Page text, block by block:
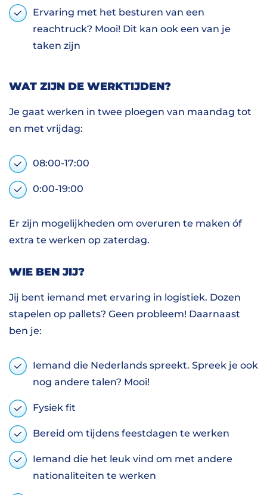
Ervaring met het besturen van een
reachtruck? Mooi! Dit kan ook een van je
taken zijn
WAT ZIJN DE WERKTIJDEN?
Je gaat werken in twee ploegen van maandag tot
en met vrijdag:
08:00-17:00
0:00-19:00
Er zijn mogelijkheden om overuren te maken óf
extra te werken op zaterdag.
WIE BEN JIJ?
Jij bent iemand met ervaring in logistiek. Dozen
stapelen op pallets? Geen probleem! Daarnaast
ben je:
Iemand die Nederlands spreekt. Spreek je ook
nog andere talen? Mooi!
Fysiek fit
Bereid om tijdens feestdagen te werken
Iemand die het leuk vind om met andere
nationaliteiten te werken